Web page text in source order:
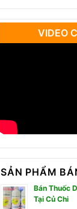
VIDEO
SẢN PHẨM
Bán Thuốc
Tại Củ Chi